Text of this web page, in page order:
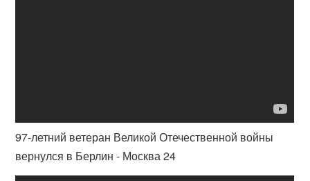
97-летний ветеран Великой Отечественной войны
вернулся в Берлин - Москва 24